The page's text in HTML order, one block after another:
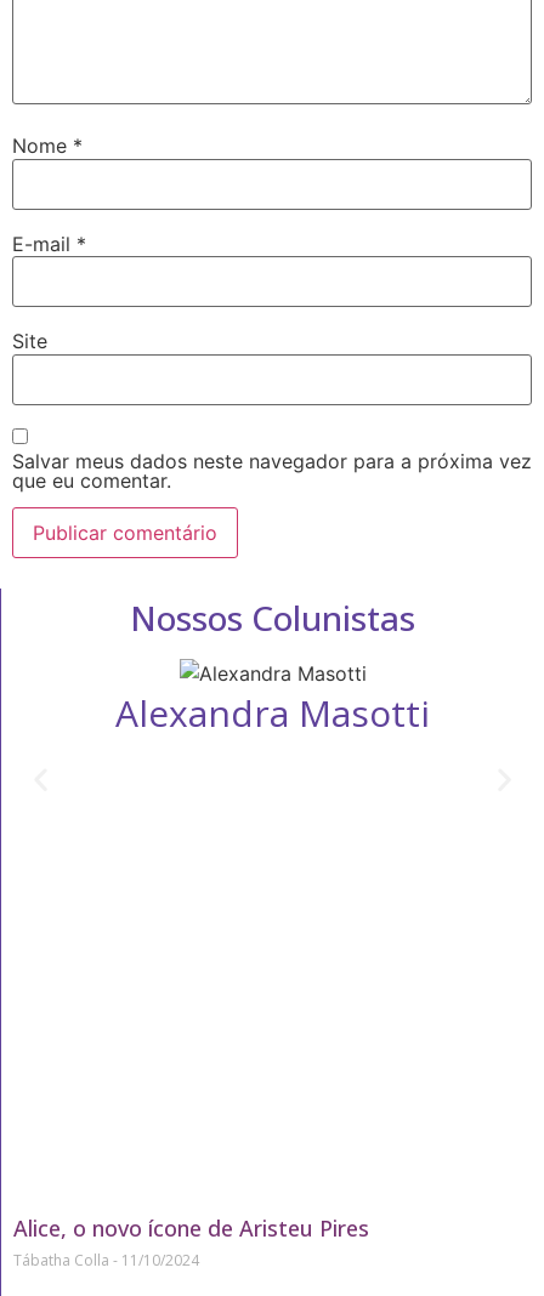
Nome *
E-mail *
Site
Salvar meus dados neste navegador para a próxima vez
que eu comentar.
Nossos Colunistas
Alexandra Masotti
Alice, o novo ícone de Aristeu Pires
Tábatha Colla 11/10/2024